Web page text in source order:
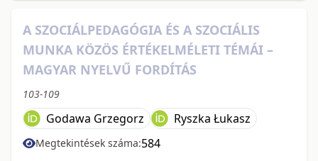
A SZOCIÁLPEDAGÓGIA ÉS A SZOCIÁLIS
MUNKA KÖZÖS ÉRTÉKELMÉLETI TÉMÁI –
MAGYAR NYELVŰ FORDÍTÁS
103-109
Godawa Grzegorz Ryszka Łukasz
Megtekintések száma:584